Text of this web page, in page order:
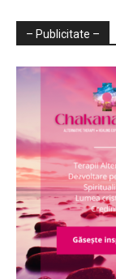
– Publicitate –